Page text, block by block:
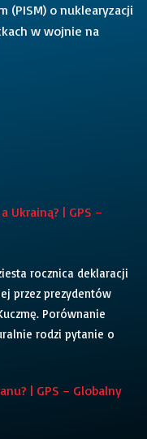
(PISM) o nuklearyzacji
w wojnie na
Ukrainą? | GPS –
rocznica deklaracji
przez prezydentów
Porównanie
rodzi pytanie o
| GPS – Globalny